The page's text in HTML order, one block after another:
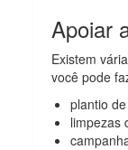
Apoiar
Existem
você pode
plantio
limpezas